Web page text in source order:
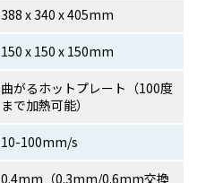
388 x 340 x 405mm
150 x 150 x 150mm
曲がるホットプレート（100度
まで加熱可能）
10-100mm/s
0.4mm（0.3mm/0.6mm交換